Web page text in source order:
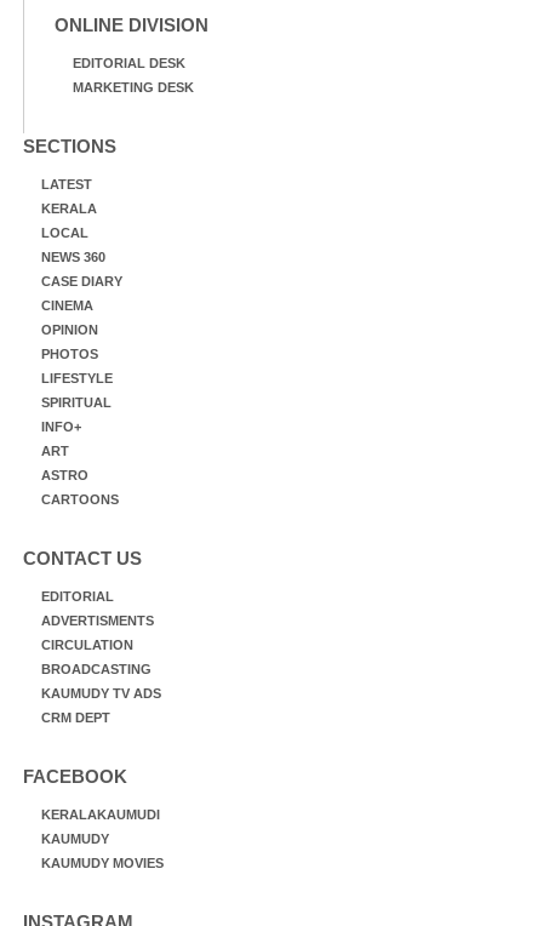
ONLINE DIVISION
EDITORIAL DESK
MARKETING DESK
SECTIONS
LATEST
KERALA
LOCAL
NEWS 360
CASE DIARY
CINEMA
OPINION
PHOTOS
LIFESTYLE
SPIRITUAL
INFO+
ART
ASTRO
CARTOONS
CONTACT US
EDITORIAL
ADVERTISMENTS
CIRCULATION
BROADCASTING
KAUMUDY TV ADS
CRM DEPT
FACEBOOK
KERALAKAUMUDI
KAUMUDY
KAUMUDY MOVIES